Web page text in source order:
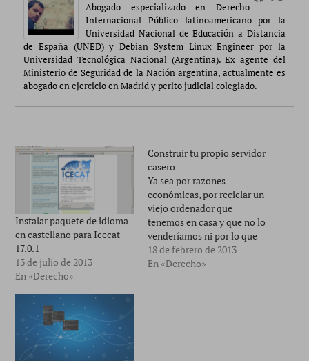
Abogado especializado en Derecho
Internacional Público latinoamericano por la
Universidad Nacional de Educación a Distancia
de España (UNED) y Debian System Linux Engineer por la
Universidad Tecnológica Nacional (Argentina). Ex agente del
Ministerio de Seguridad de la Nación argentina, actualmente es
abogado en ejercicio en Madrid y perito judicial colegiado.
Instalar paquete de idioma
en castellano para Icecat
17.0.1
13 de julio de 2013
En «Derecho»
Construir tu propio servidor
casero
Ya sea por razones
económicas, por reciclar un
viejo ordenador que
tenemos en casa y que no lo
venderíamos ni por lo que
vale una bolsa de papas
fritas, o simplemente
18 de febrero de 2013
En «Derecho»